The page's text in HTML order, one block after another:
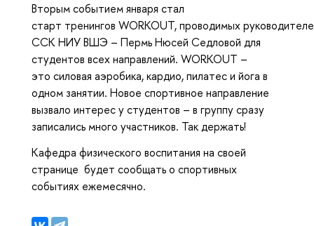
Вторым событием января стал
старт тренингов WORKOUT, проводимых
ССК НИУ ВШЭ – Пермь Нюсей Седловой для
студентов всех направлений. WORKOUT –
это силовая аэробика, кардио, пилатес и йога в
одном занятии. Новое спортивное направление
вызвало интерес у студентов – в группу сразу
записались много участников. Так держать!
Кафедра физического воспитания на своей
странице будет сообщать о спортивных
событиях ежемесячно.